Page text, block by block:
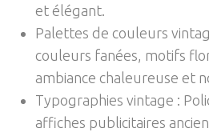
et élégant.
Palettes de couleurs
couleurs fanées, motifs
ambiance chaleureuse et
Typographies vintage :
affiches publicitaires